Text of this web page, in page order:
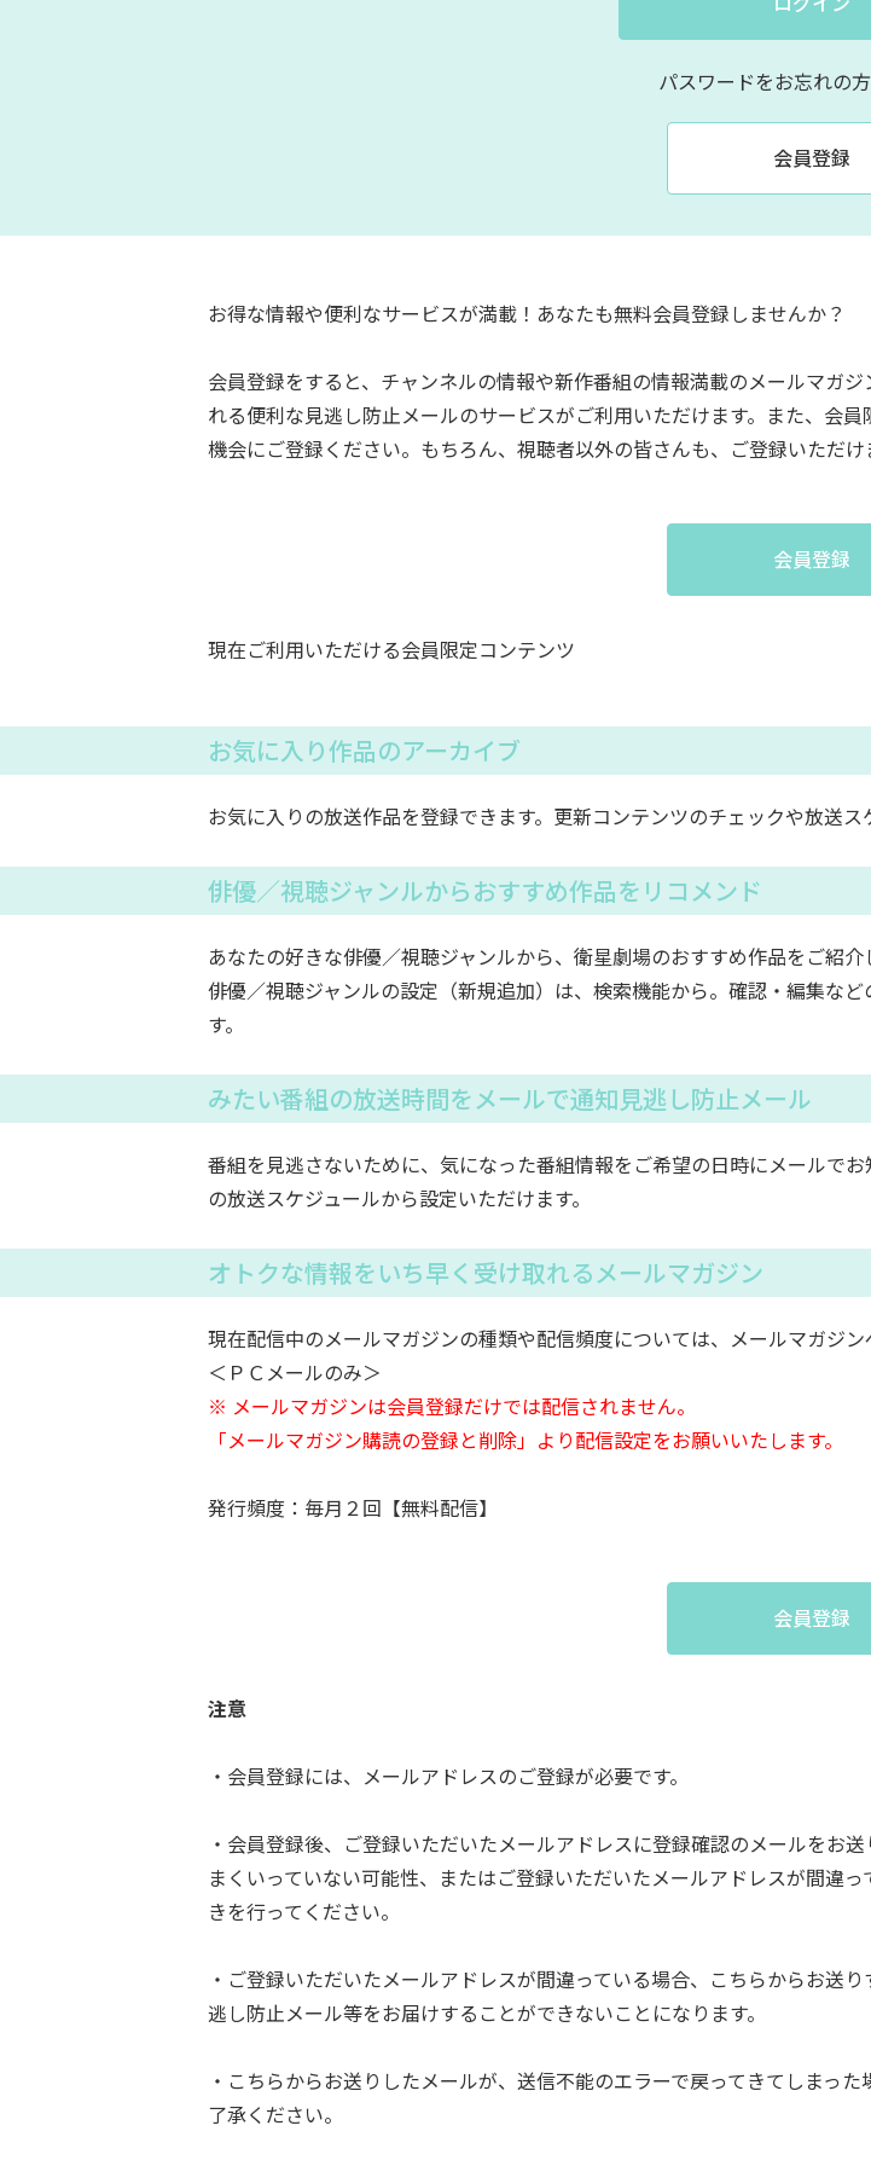
パスワードをお忘れの
会員登録
お得な情報や便利なサービスが満載！あなたも無料会員登録しませんか？
会員登録をすると、チャンネルの情報や新作番組の情報満載のメールマガ
れる便利な見逃し防止メールのサービスがご利用いただけます。また、会
機会にご登録ください。もちろん、視聴者以外の皆さんも、ご登録いただけ
会員登録
現在ご利用いただける会員限定コンテンツ
お気に入り作品のアーカイブ
お気に入りの放送作品を登録できます。更新コンテンツのチェックや放送ス
俳優／視聴ジャンルからおすすめ作品をリコメンド
あなたの好きな俳優／視聴ジャンルから、衛星劇場のおすすめ作品をご紹介
俳優／視聴ジャンルの設定（新規追加）は、検索機能から。確認・編集な
す。
みたい番組の放送時間をメールで通知見逃し防止メール
番組を見逃さないために、気になった番組情報をご希望の日時にメールで
の放送スケジュールから設定いただけます。
オトクな情報をいち早く受け取れるメールマガジン
現在配信中のメールマガジンの種類や配信頻度については、メールマガジン
＜ＰＣメールのみ＞
※ メールマガジンは会員登録だけでは配信されません。
「メールマガジン購読の登録と削除」より配信設定をお願いいたします。
発行頻度：毎月２回【無料配信】
会員登録
注意
・会員登録には、メールアドレスのご登録が必要です。
・会員登録後、ご登録いただいたメールアドレスに登録確認のメールをお
まくいっていない可能性、またはご登録いただいたメールアドレスが間違
きを行ってください。
・ご登録いただいたメールアドレスが間違っている場合、こちらからお送
逃し防止メール等をお届けすることができないことになります。
・こちらからお送りしたメールが、送信不能のエラーで戻ってきてしまっ
了承ください。